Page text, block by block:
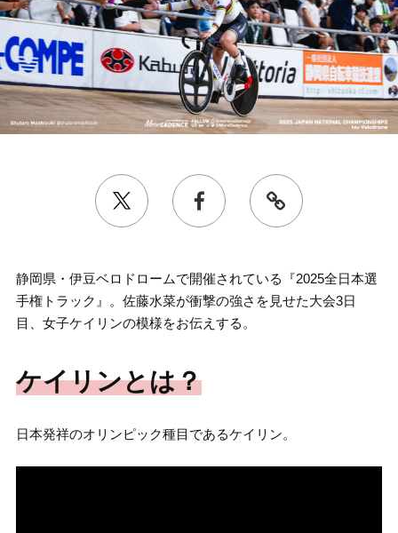
静岡県・伊豆ベロドロームで開催されている『2025全日本選
手権トラック』。佐藤水菜が衝撃の強さを見せた大会3日
目、女子ケイリンの模様をお伝えする。
ケイリンとは？
日本発祥のオリンピック種目であるケイリン。